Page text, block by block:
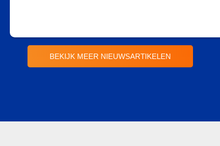
BEKIJK MEER NIEUWSARTIKELEN